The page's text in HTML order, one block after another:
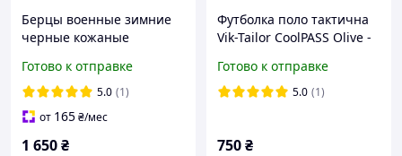
Берцы военные зимние
черные кожаные
Готово к отправке
5.0 (1)
от 165₴/мес
1 650₴
Футболка поло тактична
Vik-Tailor CoolPASS Olive -
поло (розміри 44, 50, 52,
56, 58)
Готово к отправке
5.0 (1)
750₴